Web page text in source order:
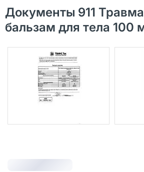
Документы 911
бальзам для тела 100